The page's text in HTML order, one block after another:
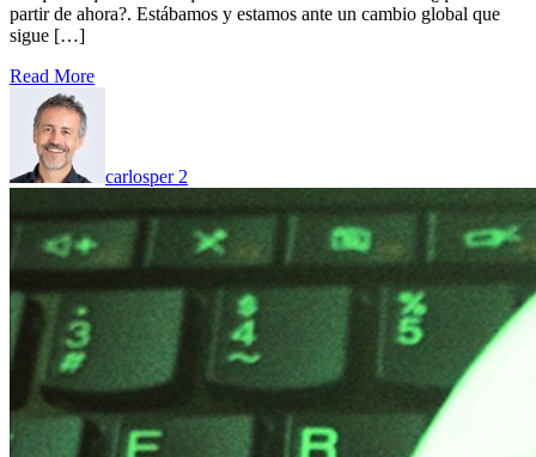
partir de ahora?. Estábamos y estamos ante un cambio global que
sigue […]
Read More
carlosper 2